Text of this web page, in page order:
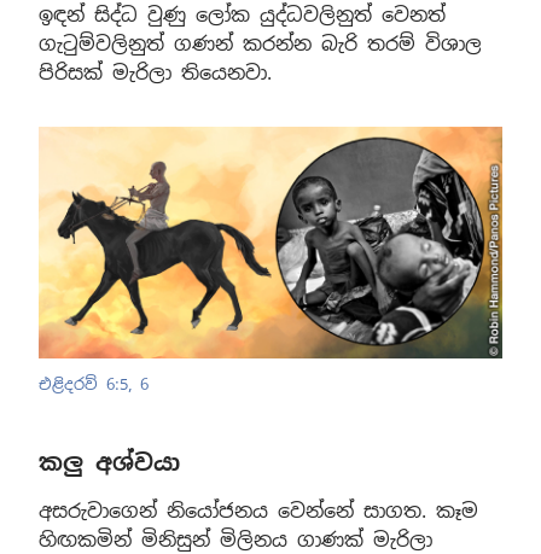
ඉඳන් සිද්ධ වුණු ලෝක යුද්ධවලිනුත් වෙනත්
ගැටුම්වලිනුත් ගණන් කරන්න බැරි තරම් විශාල
පිරිසක් මැරිලා තියෙනවා.
එළිදරව් 6:5, 6
කලු අශ්වයා
අසරුවාගෙන් නියෝජනය වෙන්නේ සාගත. කෑම
හිඟකමින් මිනිසුන් මිලිනය ගාණක් මැරිලා